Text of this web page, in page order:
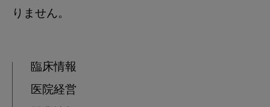
りません。
臨床情報
医院経営